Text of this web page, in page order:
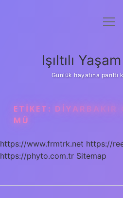
Anasayfa
Yasal
Işıltılı
Günlük hayatına
ETIKET: DIYARBAKIR
MÜ
https://www.frmtrk.net https://
https://phyto.com.tr Sitemap